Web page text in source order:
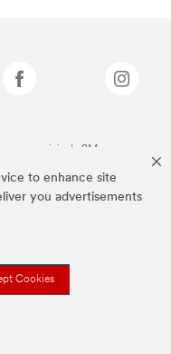
to enhance site
you advertisements
Cookies
comerciais da 3M.